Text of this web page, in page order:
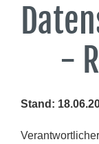
-
Stand: